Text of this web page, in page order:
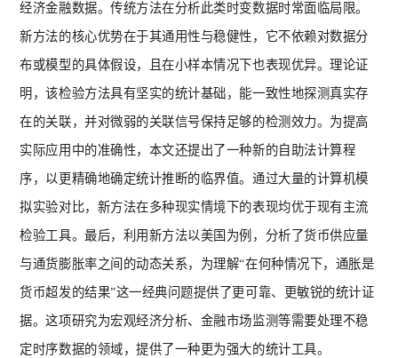
经济金融数据。传统方法在分析此类时变数据时常面临局限。
新方法的核心优势在于其通用性与稳健性，它不依赖对数据分
布或模型的具体假设，且在小样本情况下也表现优异。理论证
明，该检验方法具有坚实的统计基础，能一致性地探测真实存
在的关联，并对微弱的关联信号保持足够的检测效力。为提高
实际应用中的准确性，本文还提出了一种新的自助法计算程
序，以更精确地确定统计推断的临界值。通过大量的计算机模
拟实验对比，新方法在多种现实情境下的表现均优于现有主流
检验工具。最后，利用新方法以美国为例，分析了货币供应量
与通货膨胀率之间的动态关系，为理解“在何种情况下，通胀是
货币超发的结果”这一经典问题提供了更可靠、更敏锐的统计证
据。这项研究为宏观经济分析、金融市场监测等需要处理不稳
定时序数据的领域，提供了一种更为强大的统计工具。